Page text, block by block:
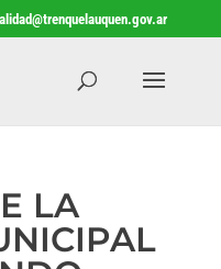
LA